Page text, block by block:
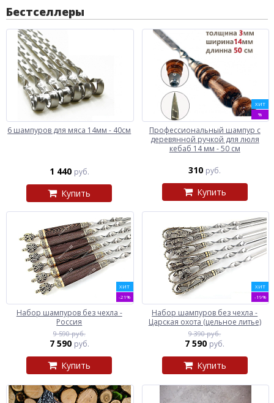
Бестселлеры
6 шампуров для мяса 14мм - 40см
1 440 руб.
Купить
ХИТ
%
Профессиональный шампур с
деревянной ручкой для люля
кебаб 14 мм - 50 см
310 руб.
Купить
ХИТ
-21%
Набор шампуров без чехла -
Россия
9 590 руб.
7 590 руб.
Купить
ХИТ
-19%
Набор шампуров без чехла -
Царская охота (цельное литье)
9 390 руб.
7 590 руб.
Купить